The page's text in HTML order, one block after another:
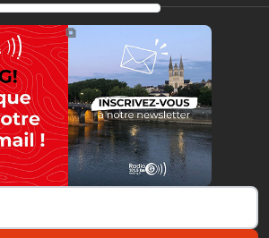
https://radio-g.fr?17204
⧉